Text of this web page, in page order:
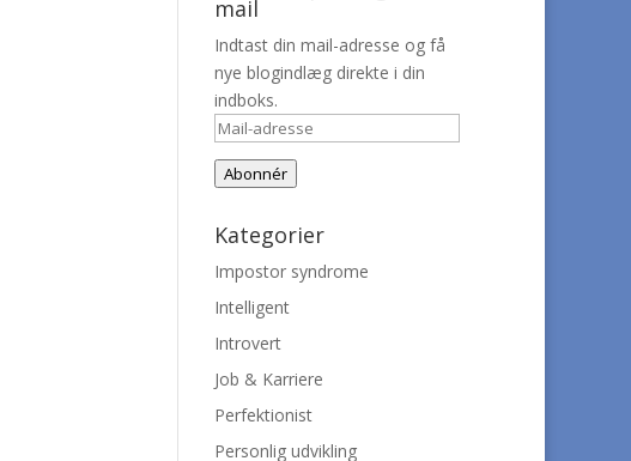
mail
Indtast din mail-adresse og få
nye blogindlæg direkte i din
indboks.
Mail-
Abonnér
Kategorier
Impostor syndrome
Intelligent
Introvert
Job & Karriere
Perfektionist
Personlig udvikling